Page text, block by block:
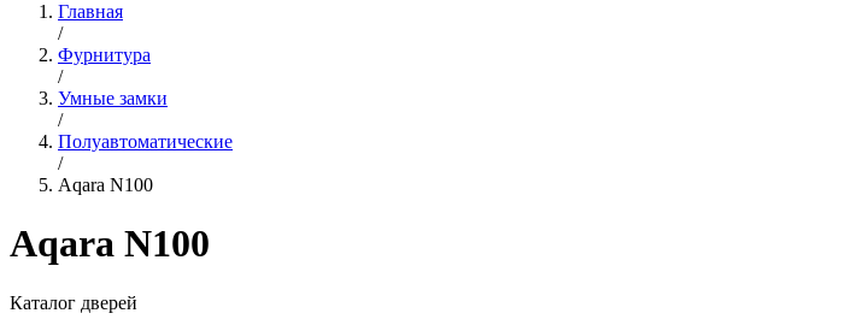
Главная
/
Фурнитура
/
Умные замки
/
Полуавтоматические
/
Aqara N100
Aqara N100
Каталог дверей